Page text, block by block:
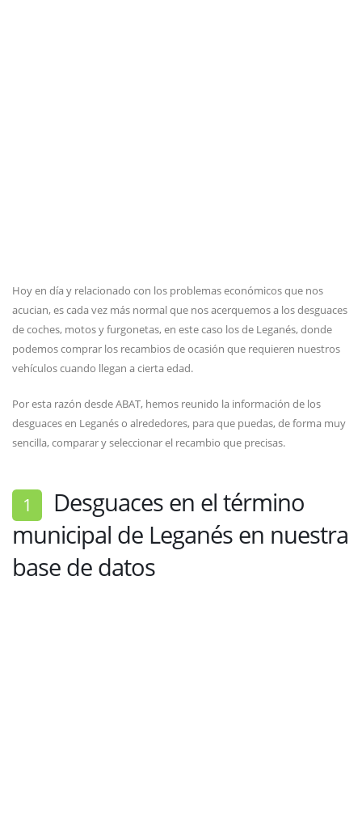
Hoy en día y relacionado con los problemas económicos que nos
acucian, es cada vez más normal que nos acerquemos a los desguaces
de coches, motos y furgonetas, en este caso los de Leganés, donde
podemos comprar los recambios de ocasión que requieren nuestros
vehículos cuando llegan a cierta edad.
Por esta razón desde ABAT, hemos reunido la información de los
desguaces en Leganés o alrededores, para que puedas, de forma muy
sencilla, comparar y seleccionar el recambio que precisas.
1 Desguaces en el término
municipal de Leganés en nuestra
base de datos